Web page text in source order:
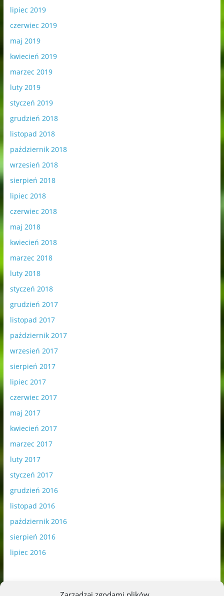
lipiec 2019
czerwiec 2019
maj 2019
kwiecień 2019
marzec 2019
luty 2019
styczeń 2019
grudzień 2018
listopad 2018
październik 2018
wrzesień 2018
sierpień 2018
lipiec 2018
czerwiec 2018
maj 2018
kwiecień 2018
marzec 2018
luty 2018
styczeń 2018
grudzień 2017
listopad 2017
październik 2017
wrzesień 2017
sierpień 2017
lipiec 2017
czerwiec 2017
maj 2017
kwiecień 2017
marzec 2017
luty 2017
styczeń 2017
grudzień 2016
listopad 2016
październik 2016
sierpień 2016
lipiec 2016